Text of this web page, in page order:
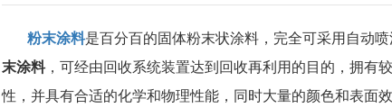
粉末涂料是百分百的固体粉末状涂料，完全可采用自动
末涂料，可经由回收系统装置达到回收再利用的目的，拥有
性，并具有合适的化学和物理性能，同时大量的颜色和表面